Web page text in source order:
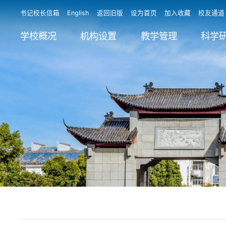
书记校长信箱 English 返回旧版 设为首页 加入收藏 校友通道
学校概况 机构设置 教学管理 科学